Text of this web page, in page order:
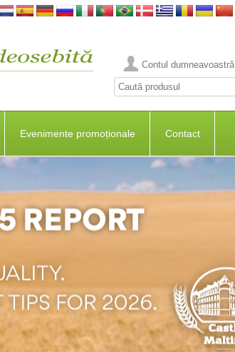
Contul dumneavoastră
Evenimente promoționale Contact